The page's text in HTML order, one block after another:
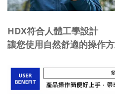
HDX符合人體工學設計
讓您使用自然舒適的操作